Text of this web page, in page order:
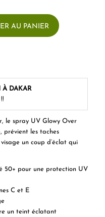
le spray UV Glowy Over
prévient les taches
un coup d’éclat qui
50+ pour une protection UV
C et E
un teint éclatant
AU PANIER
À DAKAR